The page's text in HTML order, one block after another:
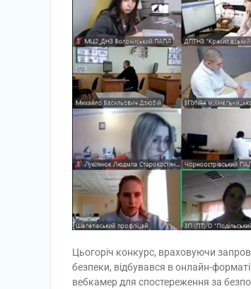
Цьогоріч конкурс, враховуючи
безпеки, відбувався в онлайн-
вебкамер для спостереження за